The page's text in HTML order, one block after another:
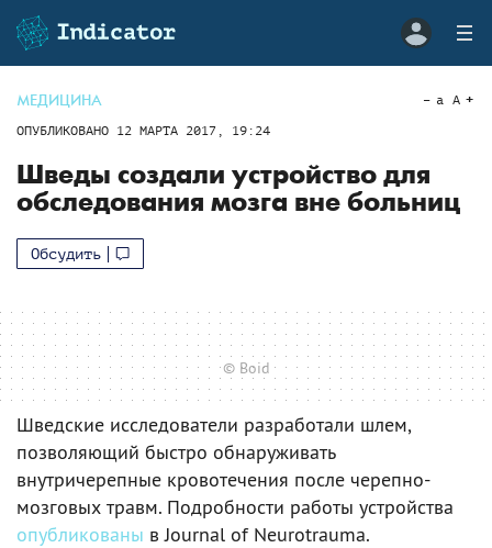
МЕДИЦИНА
ОПУБЛИКОВАНО 12 МАРТА 2017, 19:24
a A
Шведы создали устройство для
обследования мозга вне больниц
Обсудить
© Boid
Шведские исследователи разработали шлем,
позволяющий быстро обнаруживать
внутричерепные кровотечения после черепно-
мозговых травм. Подробности работы устройства
опубликованы в Journal of Neurotrauma.